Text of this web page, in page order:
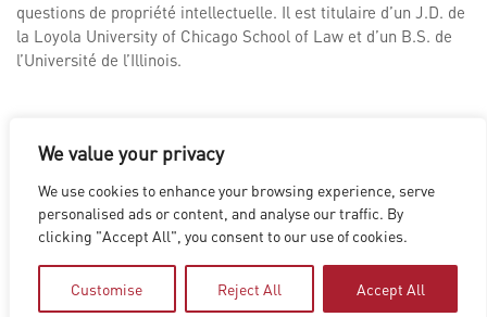
We value your privacy
We use cookies to enhance your browsing experience, serve
personalised ads or content, and analyse our traffic. By
clicking "Accept All", you consent to our use of cookies.
Customise Reject All Accept All
questions de propriété intellectuelle. Il est titulaire d’un J.D. de
la Loyola University of Chicago School of Law et d’un B.S. de
l’Université de l’Illinois.
LOS ANGELES VANCOUVER MONTREAL LUXEMBOURG
HYDERABAD | BEIJING | SHANGHAI | SHENZHEN
HONG KONG
Copyright © 2026 Digital Domain